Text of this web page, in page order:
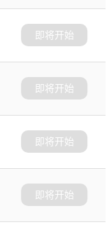
即将开始
即将开始
即将开始
即将开始